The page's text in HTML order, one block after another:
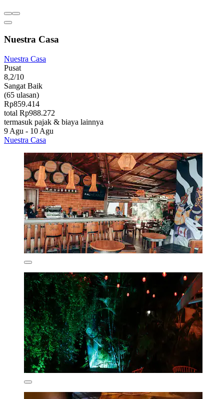
Nuestra Casa
Nuestra Casa
Pusat
8,2/10
Sangat Baik
(65 ulasan)
Rp859.414
total Rp988.272
termasuk pajak & biaya lainnya
9 Agu - 10 Agu
Nuestra Casa